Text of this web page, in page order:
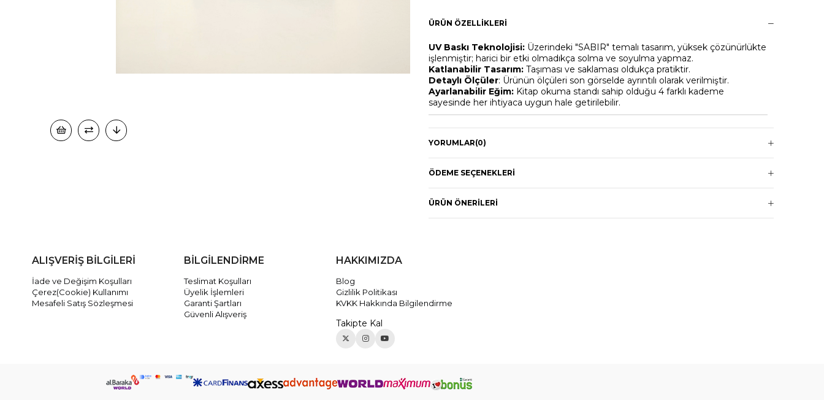
ÜRÜN ÖZELLIKLERI
UV Baskı Teknolojisi: Üzerindeki "SABIR" temalı tasarım, yüksek çözünürlükte
işlenmiştir; harici bir etki olmadıkça solma ve soyulma yapmaz.
Katlanabilir Tasarım: Taşıması ve saklaması oldukça pratiktir.
Detaylı Ölçüler: Ürünün ölçüleri son görselde ayrıntılı olarak verilmiştir.
Ayarlanabilir Eğim: Kitap okuma standı sahip olduğu 4 farklı kademe
sayesinde her ihtiyaca uygun hale getirilebilir.
YORUMLAR(0)
ÖDEME SEÇENEKLERI
ÜRÜN ÖNERILERI
ALIŞVERİŞ BİLGİLERİ
İade ve Değişim Koşulları
Çerez(Cookie) Kullanımı
Mesafeli Satış Sözleşmesi
BİLGİLENDİRME
Teslimat Koşulları
Üyelik İşlemleri
Garanti Şartları
Güvenli Alışveriş
HAKKIMIZDA
Blog
Gizlilik Politikası
KVKK Hakkında Bilgilendirme
Takipte Kal